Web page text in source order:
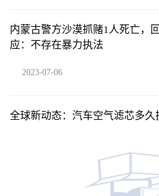
内蒙古警方沙漠抓赌1人死亡，回
应：不存在暴力执法
2023-07-06
全球新动态：汽车空气滤芯多久